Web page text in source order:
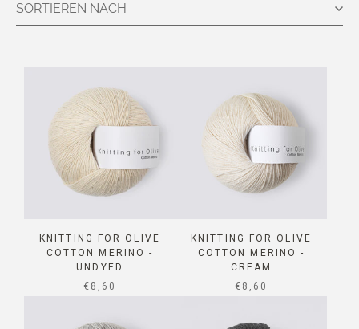
SORTIEREN NACH
KNITTING FOR OLIVE
COTTON MERINO -
UNDYED
SALE PRICE
€8,60
KNITTING FOR OLIVE
COTTON MERINO -
CREAM
SALE PRICE
€8,60